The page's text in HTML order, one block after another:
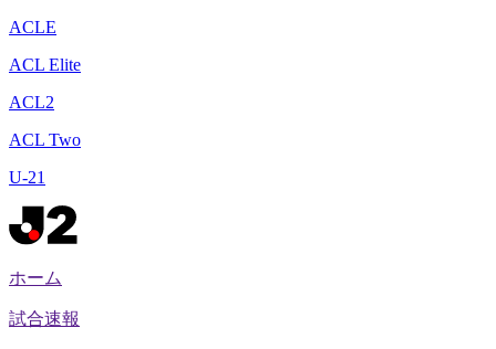
ACLE
ACL Elite
ACL2
ACL Two
U-21
ホーム
試合速報